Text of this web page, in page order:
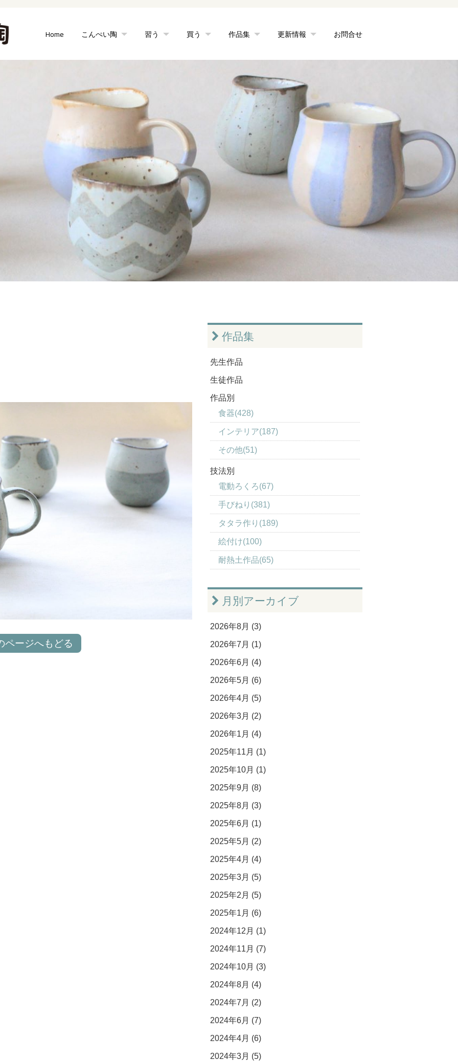
Home こんぺい陶 習う 買う 作品集 更新情報 お問合せ
ページへもどる
作品集
先生作品
生徒作品
作品別
食器(428)
インテリア(187)
その他(51)
技法別
電動ろくろ(67)
手びねり(381)
タタラ作り(189)
絵付け(100)
耐熱土作品(65)
月別アーカイブ
2026年8月 (3)
2026年7月 (1)
2026年6月 (4)
2026年5月 (6)
2026年4月 (5)
2026年3月 (2)
2026年1月 (4)
2025年11月 (1)
2025年10月 (1)
2025年9月 (8)
2025年8月 (3)
2025年6月 (1)
2025年5月 (2)
2025年4月 (4)
2025年3月 (5)
2025年2月 (5)
2025年1月 (6)
2024年12月 (1)
2024年11月 (7)
2024年10月 (3)
2024年8月 (4)
2024年7月 (2)
2024年6月 (7)
2024年4月 (6)
2024年3月 (5)